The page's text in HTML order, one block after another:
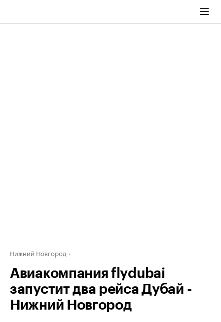
Нижний Новгород
Авиакомпания flydubai
запустит два рейса Дубай -
Нижний Новгород